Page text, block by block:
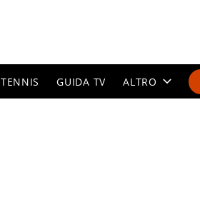
TENNIS GUIDA TV ALTRO